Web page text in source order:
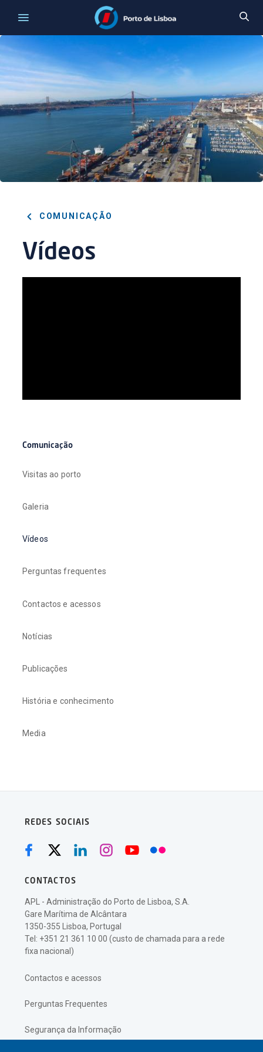
COMUNICAÇÃO
Vídeos
Comunicação
Visitas ao porto
Galeria
Vídeos
Perguntas frequentes
Contactos e acessos
Notícias
Publicações
História e conhecimento
Media
REDES SOCIAIS
CONTACTOS
APL - Administração do Porto de Lisboa, S.A.
Gare Marítima de Alcântara
1350-355 Lisboa, Portugal
Tel: +351 21 361 10 00 (custo de chamada para a rede
fixa nacional)
Contactos e acessos
Perguntas Frequentes
Segurança da Informação